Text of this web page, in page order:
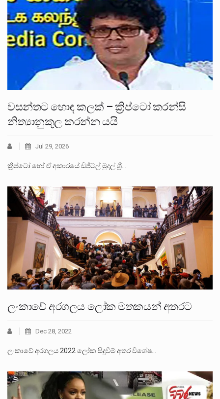
වසන්තට හොඳ කලක් – ක්‍රිප්ටෝ කරන්සි
නිත්‍යානුකූල කරන්න යයි
Jul 29, 2026
ක්‍රිප්ටෝ හෝ ඒ අකාරයේ ඩිජිටල් මුදල් ශ්‍රී…
ලංකාවේ අරගලය ලෝක මතකයන් අතරට
Dec 28, 2022
ලංකාවේ අරගලය 2022 ලෝක සිදුවීම් අතර විශේෂ…